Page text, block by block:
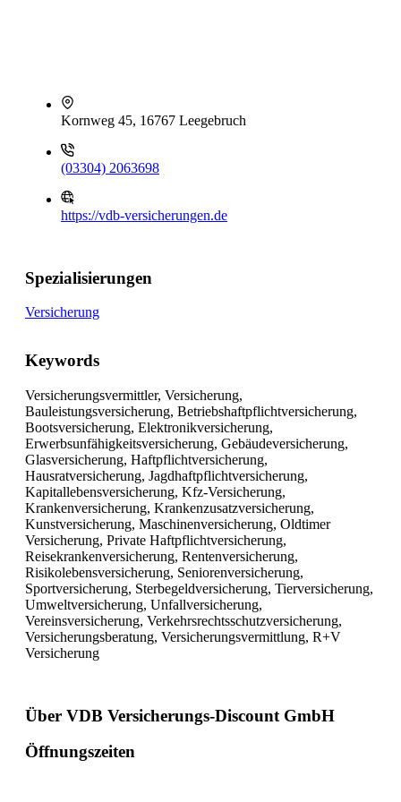
Kornweg 45, 16767 Leegebruch
(03304) 2063698
https://vdb-versicherungen.de
Spezialisierungen
Versicherung
Keywords
Versicherungsvermittler, Versicherung,
Bauleistungsversicherung, Betriebshaftpflichtversicherung,
Bootsversicherung, Elektronikversicherung,
Erwerbsunfähigkeitsversicherung, Gebäudeversicherung,
Glasversicherung, Haftpflichtversicherung,
Hausratversicherung, Jagdhaftpflichtversicherung,
Kapitallebensversicherung, Kfz-Versicherung,
Krankenversicherung, Krankenzusatzversicherung,
Kunstversicherung, Maschinenversicherung, Oldtimer
Versicherung, Private Haftpflichtversicherung,
Reisekrankenversicherung, Rentenversicherung,
Risikolebensversicherung, Seniorenversicherung,
Sportversicherung, Sterbegeldversicherung, Tierversicherung,
Umweltversicherung, Unfallversicherung,
Vereinsversicherung, Verkehrsrechtsschutzversicherung,
Versicherungsberatung, Versicherungsvermittlung, R+V
Versicherung
Über VDB Versicherungs-Discount GmbH
Öffnungszeiten